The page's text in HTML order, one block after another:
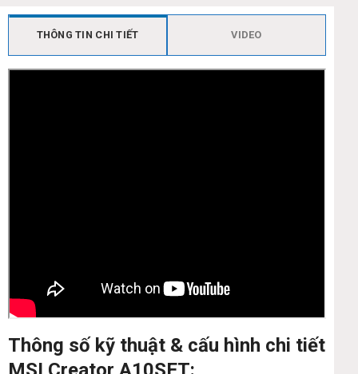
THÔNG TIN CHI TIẾT VIDEO
Thông số kỹ thuật & cấu hình chi tiết